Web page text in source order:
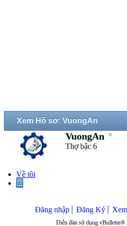
Xem Hồ sơ: VuongAn
VuongAn
Thợ bậc 6
Về tôi
...
Đăng nhập Đăng Ký
Diễn đàn sử dụng vBulletin®